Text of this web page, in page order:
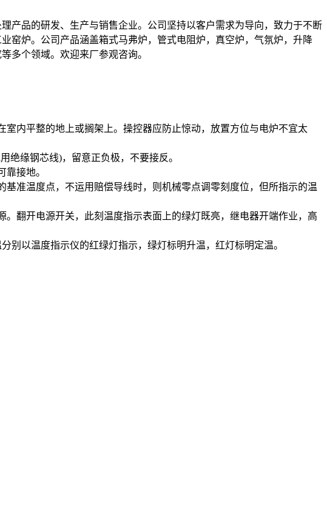
品的研发、生产与销售企业。公司坚持以客户需求为导向，致力于不断
窑炉。公司产品涵盖箱式马弗炉，管式电阻炉，真空炉，气氛炉，升降
多个领域。欢迎来厂参观咨询。
内平整的地上或搁架上。操控器应防止惊动，放置方位与电炉不宜太
缘钢芯线)，留意正负极，不要接反。
接地。
准温度点，不运用赔偿导线时，则机械零点调零刻度位，但所指示的温
翻开电源开关，此刻温度指示表面上的绿灯既亮，继电器开端作业，高
以温度指示仪的红绿灯指示，绿灯标明升温，红灯标明定温。